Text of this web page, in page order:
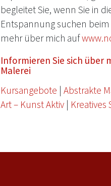
begleitet Sie, wenn Sie in
Entspannung suchen
mehr über mich auf
Informieren Sie sich über
Malerei
Kursangebote | Abstrakte
Art – Kunst Aktiv | Kreatives